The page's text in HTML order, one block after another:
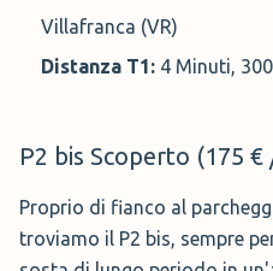
Villafranca (VR)
Distanza T1: 4 Minuti,
P2 bis Scoperto (175
Proprio di fianco al
troviamo il P2 bis, sempre